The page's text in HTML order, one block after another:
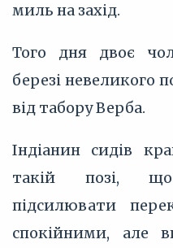
миль на захід.
Того дня двоє
березі невеликого
від табору Верба.
Індіанин сидів
такій позі,
підсилювати
спокійними, але